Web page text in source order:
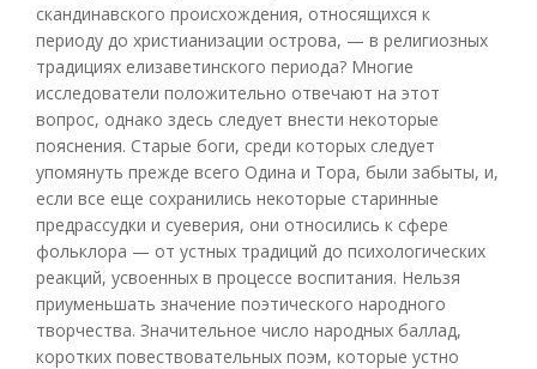
скандинавского происхождения, относящихся к
периоду до христианизации острова, — в религиозных
традициях елизаветинского периода? Многие
исследователи положительно отвечают на этот
вопрос, однако здесь следует внести некоторые
пояснения. Старые боги, среди которых следует
упомянуть прежде всего Одина и Тора, были забыты, и,
если все еще сохранились некоторые старинные
предрассудки и суеверия, они относились к сфере
фольклора — от устных традиций до психологических
реакций, усвоенных в процессе воспитания. Нельзя
приуменьшать значение поэтического народного
творчества. Значительное число народных баллад,
коротких повествовательных поэм, которые устно